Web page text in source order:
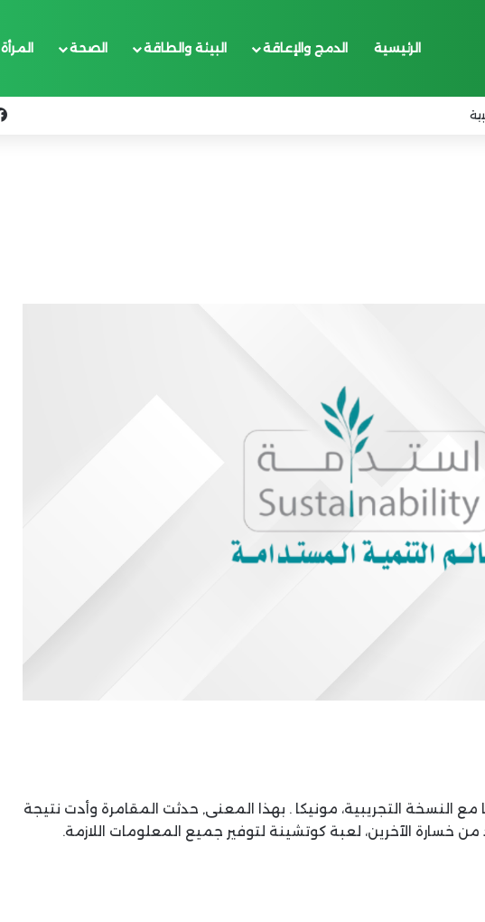
الرئيسية الدمج والإعاقة البيئة والطاقة الصحة المرأة
النسخة التجريبية، مونيكا . بهذا المعنى, حدثت المقامرة وأدت نتيجة
خسارة الآخرين، لعبة كوتشينة لتوفير جميع المعلومات اللازمة.